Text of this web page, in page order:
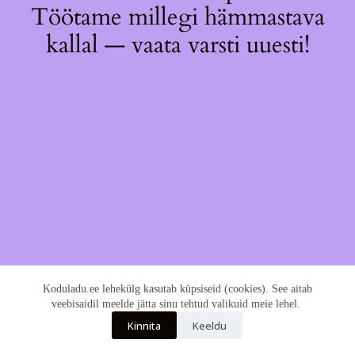
Koduladu.ee lehekülg kasutab küpsiseid (cookies). See aitab
veebisaidil meelde jätta sinu tehtud valikuid meie lehel.
Kinnita Keeldu
Töötame millegi hämmastava
kallal — vaata varsti uuesti!